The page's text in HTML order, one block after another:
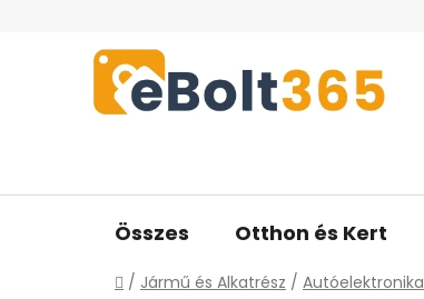
Összes Otthon és Kert
Kezdőlap
/ Jármű és Alkatrész / Autóelektronika